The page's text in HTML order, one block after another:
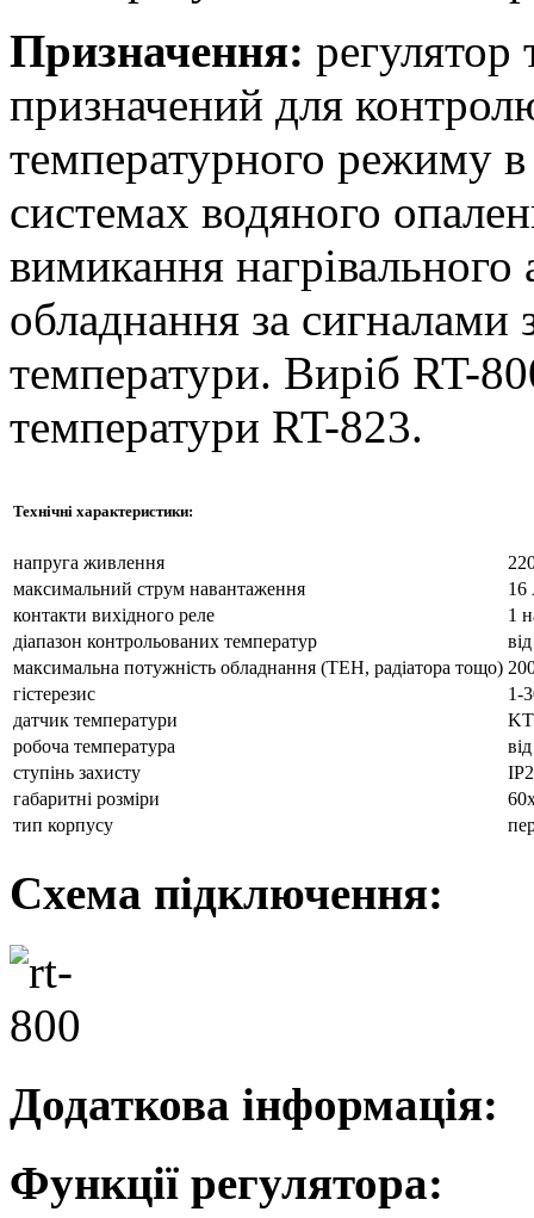
Призначення: регулятор
призначений для
температурного режиму
системах водяного
вимикання
обладнання за сигналами
температури. Виріб RT-
температури RT-823.
Технічні характеристики:
напруга живлення
максимальний струм навантаження
16
контакти вихідного реле
1
діапазон контрольованих температур
максимальна потужність обладнання (ТЕН, радіатора тощо)
гістерезис
1-
датчик температури
робоча температура
ступінь захисту
габаритні розміри
тип корпусу
Схема підключення:
Додаткова інформація:
Функції регулятора: